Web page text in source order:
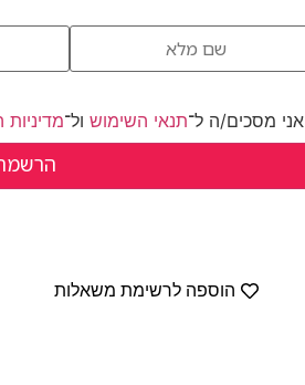
אני מסכים/ה ל־תנאי השימוש ול־
הוספה לרשימת משאלות